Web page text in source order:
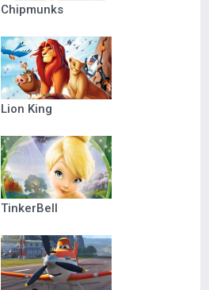
Chipmunks
Lion King
TinkerBell